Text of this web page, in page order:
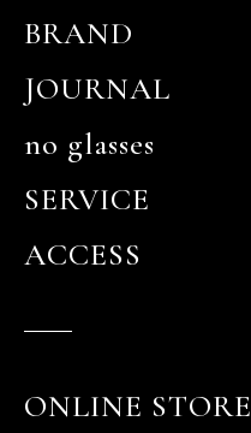
BRAND
JOURNAL
no glasses
SERVICE
ACCESS
ONLINE STORE